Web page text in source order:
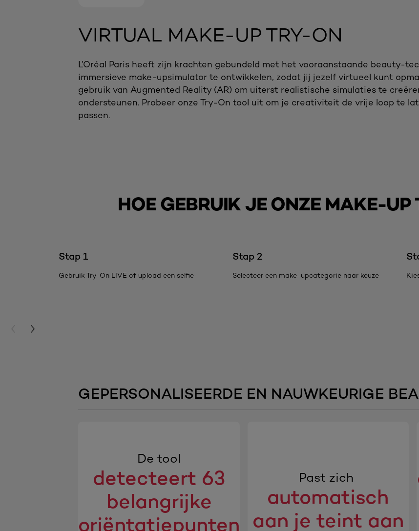
VIRTUAL MAKE-UP TRY-ON
L’Oréal Paris heeft zijn krachten gebundeld met het vooraanstaande beauty-
immersieve make-upsimulator te ontwikkelen, zodat jij jezelf virtueel kunt
gebruik van Augmented Reality (AR) om uiterst realistische simulaties te
ondersteunen. Probeer onze Try-On tool uit om je creativiteit de vrije loop te
passen.
HOE GEBRUIK JE ONZE MAKE-UP
Stap 1
Gebruik Try-On LIVE of upload een selfie
Stap 2
Selecteer een make-upcategorie naar keuze
PREVIOUS CARD
NEXT CARD
GEPERSONALISEERDE EN NAUWKEURIGE
De tool
detecteert 63
belangrijke
oriëntatiepunten
Past zich
automatisch
aan je teint aan